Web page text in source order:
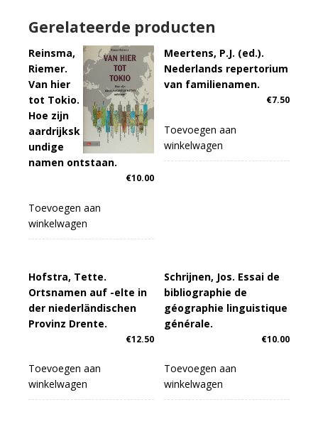
Gerelateerde producten
Reinsma,
Riemer.
Van hier
tot Tokio.
Hoe zijn
aardrijksk
undige
namen ontstaan.
€10.00
Toevoegen aan
winkelwagen
Meertens, P.J. (ed.).
Nederlands repertorium
van familienamen.
€7.50
Toevoegen aan
winkelwagen
Hofstra, Tette.
Ortsnamen auf -elte in
der niederländischen
Provinz Drente.
€12.50
Toevoegen aan
winkelwagen
Schrijnen, Jos. Essai de
bibliographie de
géographie linguistique
générale.
€10.00
Toevoegen aan
winkelwagen